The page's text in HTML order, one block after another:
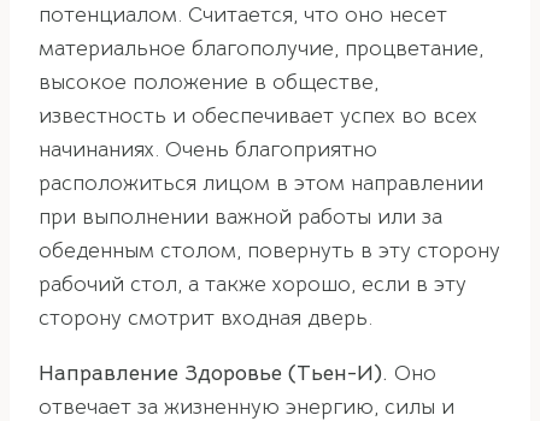
потенциалом. Считается, что оно несет
материальное благополучие, процветание,
высокое положение в обществе,
известность и обеспечивает успех во всех
начинаниях. Очень благоприятно
расположиться лицом в этом направлении
при выполнении важной работы или за
обеденным столом, повернуть в эту сторону
рабочий стол, а также хорошо, если в эту
сторону смотрит входная дверь.
Направление Здоровье (Тьен-И). Оно
отвечает за жизненную энергию, силы и